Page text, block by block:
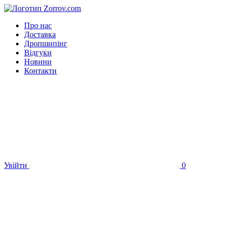
Про нас
Доставка
Дропшипінг
Відгуки
Новини
Контакти
Увійти 0